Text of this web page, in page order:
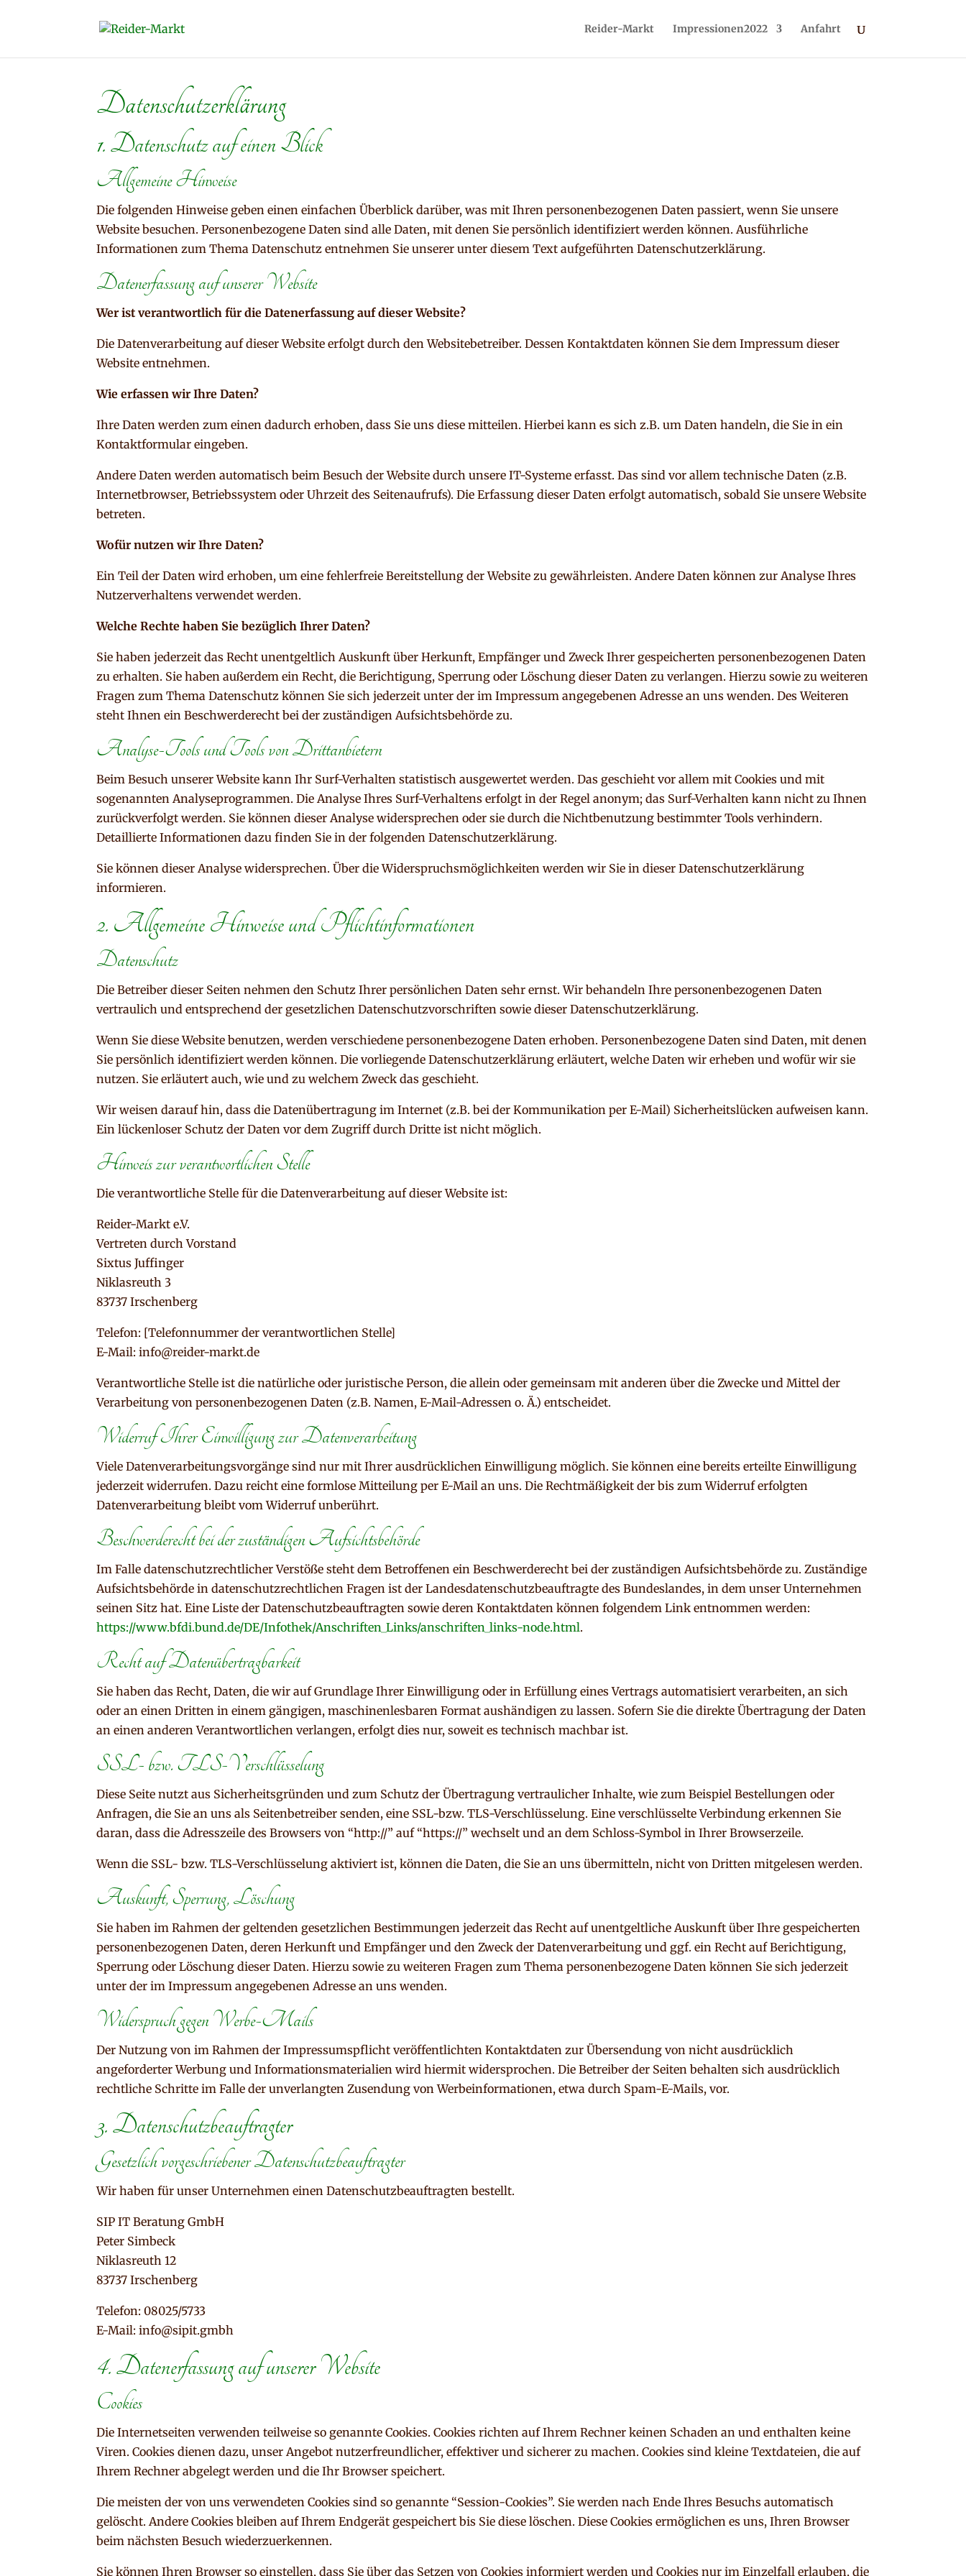
Reider-Markt Impressionen2022 Anfahrt
Datenschutzerklärung
1. Datenschutz auf einen Blick
Allgemeine Hinweise
Die folgenden Hinweise geben einen einfachen Überblick darüber, was mit Ihren personenbezogenen Daten passiert, wenn Sie unsere
Website besuchen. Personenbezogene Daten sind alle Daten, mit denen Sie persönlich identifiziert werden können. Ausführliche
Informationen zum Thema Datenschutz entnehmen Sie unserer unter diesem Text aufgeführten Datenschutzerklärung.
Datenerfassung auf unserer Website
Wer ist verantwortlich für die Datenerfassung auf dieser Website?
Die Datenverarbeitung auf dieser Website erfolgt durch den Websitebetreiber. Dessen Kontaktdaten können Sie dem Impressum dieser
Website entnehmen.
Wie erfassen wir Ihre Daten?
Ihre Daten werden zum einen dadurch erhoben, dass Sie uns diese mitteilen. Hierbei kann es sich z.B. um Daten handeln, die Sie in ein
Kontaktformular eingeben.
Andere Daten werden automatisch beim Besuch der Website durch unsere IT-Systeme erfasst. Das sind vor allem technische Daten (z.B.
Internetbrowser, Betriebssystem oder Uhrzeit des Seitenaufrufs). Die Erfassung dieser Daten erfolgt automatisch, sobald Sie unsere Website
betreten.
Wofür nutzen wir Ihre Daten?
Ein Teil der Daten wird erhoben, um eine fehlerfreie Bereitstellung der Website zu gewährleisten. Andere Daten können zur Analyse Ihres
Nutzerverhaltens verwendet werden.
Welche Rechte haben Sie bezüglich Ihrer Daten?
Sie haben jederzeit das Recht unentgeltlich Auskunft über Herkunft, Empfänger und Zweck Ihrer gespeicherten personenbezogenen Daten
zu erhalten. Sie haben außerdem ein Recht, die Berichtigung, Sperrung oder Löschung dieser Daten zu verlangen. Hierzu sowie zu weiteren
Fragen zum Thema Datenschutz können Sie sich jederzeit unter der im Impressum angegebenen Adresse an uns wenden. Des Weiteren
steht Ihnen ein Beschwerderecht bei der zuständigen Aufsichtsbehörde zu.
Analyse-Tools und Tools von Drittanbietern
Beim Besuch unserer Website kann Ihr Surf-Verhalten statistisch ausgewertet werden. Das geschieht vor allem mit Cookies und mit
sogenannten Analyseprogrammen. Die Analyse Ihres Surf-Verhaltens erfolgt in der Regel anonym; das Surf-Verhalten kann nicht zu Ihnen
zurückverfolgt werden. Sie können dieser Analyse widersprechen oder sie durch die Nichtbenutzung bestimmter Tools verhindern.
Detaillierte Informationen dazu finden Sie in der folgenden Datenschutzerklärung.
Sie können dieser Analyse widersprechen. Über die Widerspruchsmöglichkeiten werden wir Sie in dieser Datenschutzerklärung
informieren.
2. Allgemeine Hinweise und Pflichtinformationen
Datenschutz
Die Betreiber dieser Seiten nehmen den Schutz Ihrer persönlichen Daten sehr ernst. Wir behandeln Ihre personenbezogenen Daten
vertraulich und entsprechend der gesetzlichen Datenschutzvorschriften sowie dieser Datenschutzerklärung.
Wenn Sie diese Website benutzen, werden verschiedene personenbezogene Daten erhoben. Personenbezogene Daten sind Daten, mit denen
Sie persönlich identifiziert werden können. Die vorliegende Datenschutzerklärung erläutert, welche Daten wir erheben und wofür wir sie
nutzen. Sie erläutert auch, wie und zu welchem Zweck das geschieht.
Wir weisen darauf hin, dass die Datenübertragung im Internet (z.B. bei der Kommunikation per E-Mail) Sicherheitslücken aufweisen kann.
Ein lückenloser Schutz der Daten vor dem Zugriff durch Dritte ist nicht möglich.
Hinweis zur verantwortlichen Stelle
Die verantwortliche Stelle für die Datenverarbeitung auf dieser Website ist:
Reider-Markt e.V.
Vertreten durch Vorstand
Sixtus Juffinger
Niklasreuth 3
83737 Irschenberg
Telefon: [Telefonnummer der verantwortlichen Stelle]
E-Mail: info@reider-markt.de
Verantwortliche Stelle ist die natürliche oder juristische Person, die allein oder gemeinsam mit anderen über die Zwecke und Mittel der
Verarbeitung von personenbezogenen Daten (z.B. Namen, E-Mail-Adressen o. Ä.) entscheidet.
Widerruf Ihrer Einwilligung zur Datenverarbeitung
Viele Datenverarbeitungsvorgänge sind nur mit Ihrer ausdrücklichen Einwilligung möglich. Sie können eine bereits erteilte Einwilligung
jederzeit widerrufen. Dazu reicht eine formlose Mitteilung per E-Mail an uns. Die Rechtmäßigkeit der bis zum Widerruf erfolgten
Datenverarbeitung bleibt vom Widerruf unberührt.
Beschwerderecht bei der zuständigen Aufsichtsbehörde
Im Falle datenschutzrechtlicher Verstöße steht dem Betroffenen ein Beschwerderecht bei der zuständigen Aufsichtsbehörde zu. Zuständige
Aufsichtsbehörde in datenschutzrechtlichen Fragen ist der Landesdatenschutzbeauftragte des Bundeslandes, in dem unser Unternehmen
seinen Sitz hat. Eine Liste der Datenschutzbeauftragten sowie deren Kontaktdaten können folgendem Link entnommen werden:
https://www.bfdi.bund.de/DE/Infothek/Anschriften_Links/anschriften_links-node.html.
Recht auf Datenübertragbarkeit
Sie haben das Recht, Daten, die wir auf Grundlage Ihrer Einwilligung oder in Erfüllung eines Vertrags automatisiert verarbeiten, an sich
oder an einen Dritten in einem gängigen, maschinenlesbaren Format aushändigen zu lassen. Sofern Sie die direkte Übertragung der Daten
an einen anderen Verantwortlichen verlangen, erfolgt dies nur, soweit es technisch machbar ist.
SSL- bzw. TLS-Verschlüsselung
Diese Seite nutzt aus Sicherheitsgründen und zum Schutz der Übertragung vertraulicher Inhalte, wie zum Beispiel Bestellungen oder
Anfragen, die Sie an uns als Seitenbetreiber senden, eine SSL-bzw. TLS-Verschlüsselung. Eine verschlüsselte Verbindung erkennen Sie
daran, dass die Adresszeile des Browsers von “http://” auf “https://” wechselt und an dem Schloss-Symbol in Ihrer Browserzeile.
Wenn die SSL- bzw. TLS-Verschlüsselung aktiviert ist, können die Daten, die Sie an uns übermitteln, nicht von Dritten mitgelesen werden.
Auskunft, Sperrung, Löschung
Sie haben im Rahmen der geltenden gesetzlichen Bestimmungen jederzeit das Recht auf unentgeltliche Auskunft über Ihre gespeicherten
personenbezogenen Daten, deren Herkunft und Empfänger und den Zweck der Datenverarbeitung und ggf. ein Recht auf Berichtigung,
Sperrung oder Löschung dieser Daten. Hierzu sowie zu weiteren Fragen zum Thema personenbezogene Daten können Sie sich jederzeit
unter der im Impressum angegebenen Adresse an uns wenden.
Widerspruch gegen Werbe-Mails
Der Nutzung von im Rahmen der Impressumspflicht veröffentlichten Kontaktdaten zur Übersendung von nicht ausdrücklich
angeforderter Werbung und Informationsmaterialien wird hiermit widersprochen. Die Betreiber der Seiten behalten sich ausdrücklich
rechtliche Schritte im Falle der unverlangten Zusendung von Werbeinformationen, etwa durch Spam-E-Mails, vor.
3. Datenschutzbeauftragter
Gesetzlich vorgeschriebener Datenschutzbeauftragter
Wir haben für unser Unternehmen einen Datenschutzbeauftragten bestellt.
SIP IT Beratung GmbH
Peter Simbeck
Niklasreuth 12
83737 Irschenberg
Telefon: 08025/5733
E-Mail: info@sipit.gmbh
4. Datenerfassung auf unserer Website
Cookies
Die Internetseiten verwenden teilweise so genannte Cookies. Cookies richten auf Ihrem Rechner keinen Schaden an und enthalten keine
Viren. Cookies dienen dazu, unser Angebot nutzerfreundlicher, effektiver und sicherer zu machen. Cookies sind kleine Textdateien, die auf
Ihrem Rechner abgelegt werden und die Ihr Browser speichert.
Die meisten der von uns verwendeten Cookies sind so genannte “Session-Cookies”. Sie werden nach Ende Ihres Besuchs automatisch
gelöscht. Andere Cookies bleiben auf Ihrem Endgerät gespeichert bis Sie diese löschen. Diese Cookies ermöglichen es uns, Ihren Browser
beim nächsten Besuch wiederzuerkennen.
Sie können Ihren Browser so einstellen, dass Sie über das Setzen von Cookies informiert werden und Cookies nur im Einzelfall erlauben, die